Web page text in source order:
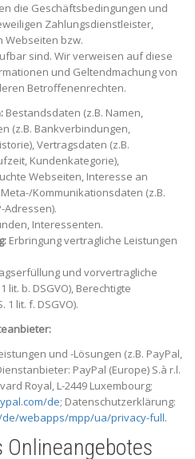
die Geschäftsbedingungen und
Zahlungsdienstleister,
Webseiten bzw.
sind. Wir verweisen auf diese
und Geltendmachung von
Betroffenenrechten.
Bestandsdaten (z.B. Namen,
(z.B. Bankverbindungen,
Vertragsdaten (z.B.
Kundenkategorie),
Webseiten, Interesse an
Kommunikationsdaten (z.B.
Adressen).
Interessenten.
Erbringung vertragliche Leistungen
und vorvertragliche
lit. b. DSGVO), Berechtigte
1 lit. f. DSGVO).
und -Lösungen (z.B. PayPal,
PayPal (Europe) S.à r.l.
Royal, L-2449 Luxembourg;
de; Datenschutzerklärung:
webapps/mpp/ua/privacy-full.